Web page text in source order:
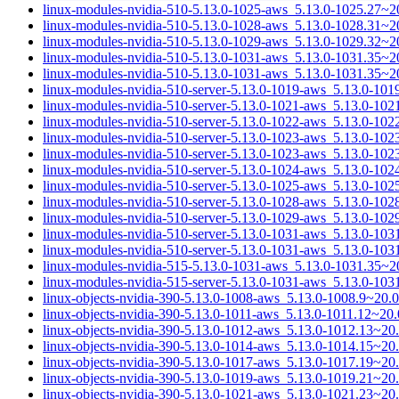
linux-modules-nvidia-510-5.13.0-1025-aws_5.13.0-
linux-modules-nvidia-510-5.13.0-1028-aws_5.13.0-
linux-modules-nvidia-510-5.13.0-1029-aws_5.13.0-
linux-modules-nvidia-510-5.13.0-1031-aws_5.13.0-
linux-modules-nvidia-510-5.13.0-1031-aws_5.13.0-
linux-modules-nvidia-510-server-5.13.0-1019-aws_5.13.0-
linux-modules-nvidia-510-server-5.13.0-1021-aws_5.13.0-
linux-modules-nvidia-510-server-5.13.0-1022-aws_5.13.0-
linux-modules-nvidia-510-server-5.13.0-1023-aws_5.13.0-
linux-modules-nvidia-510-server-5.13.0-1023-aws_5.13.0-
linux-modules-nvidia-510-server-5.13.0-1024-aws_5.13.0-
linux-modules-nvidia-510-server-5.13.0-1025-aws_5.13.0-
linux-modules-nvidia-510-server-5.13.0-1028-aws_5.13.0-
linux-modules-nvidia-510-server-5.13.0-1029-aws_5.13.0-
linux-modules-nvidia-510-server-5.13.0-1031-aws_5.13.0-
linux-modules-nvidia-510-server-5.13.0-1031-aws_5.13.0-
linux-modules-nvidia-515-5.13.0-1031-aws_5.13.0-
linux-modules-nvidia-515-server-5.13.0-1031-aws_5.13.0-
linux-objects-nvidia-390-5.13.0-1008-aws_5.13.0-
linux-objects-nvidia-390-5.13.0-1011-aws_5.13.0-
linux-objects-nvidia-390-5.13.0-1012-aws_5.13.0-
linux-objects-nvidia-390-5.13.0-1014-aws_5.13.0-
linux-objects-nvidia-390-5.13.0-1017-aws_5.13.0-
linux-objects-nvidia-390-5.13.0-1019-aws_5.13.0-
linux-objects-nvidia-390-5.13.0-1021-aws_5.13.0-